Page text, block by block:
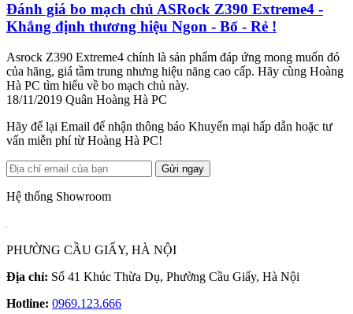
Đánh giá bo mạch chủ ASRock Z390 Extreme4 -
Khẳng định thương hiệu Ngon - Bổ - Rẻ !
Asrock Z390 Extreme4 chính là sản phẩm đáp ứng mong muốn đó
của hãng, giá tầm trung nhưng hiệu năng cao cấp. Hãy cùng Hoàng
Hà PC tìm hiểu về bo mạch chủ này.
18/11/2019 Quân Hoàng Hà PC
Hãy để lại Email để nhận thông báo Khuyến mại hấp dẫn hoặc tư
vấn miễn phí từ Hoàng Hà PC!
Gửi ngay
Hệ thống Showroom
PHƯỜNG CẦU GIẤY, HÀ NỘI
Địa chỉ: Số 41 Khúc Thừa Dụ, Phường Cầu Giấy, Hà Nội
Hotline: 0969.123.666